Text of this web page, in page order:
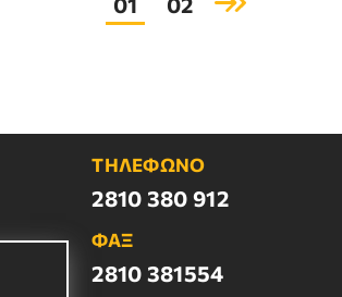
ΤΗΛΕΦΩΝΟ
2810 380 912
ΦΑΞ
2810 381554